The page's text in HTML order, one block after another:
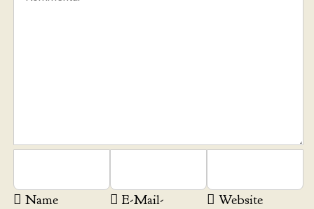
Name
E-Mail-
Website